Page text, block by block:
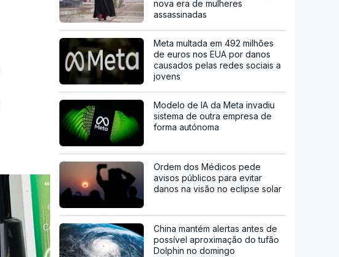
nova era de mulheres
assassinadas
Meta multada em 492 milhões
de euros nos EUA por danos
causados pelas redes sociais a
jovens
Modelo de IA da Meta invadiu
sistema de outra empresa de
forma autónoma
Ordem dos Médicos pede
avisos públicos para evitar
danos na visão no eclipse solar
China mantém alertas antes de
possível aproximação do tufão
Dolphin no domingo